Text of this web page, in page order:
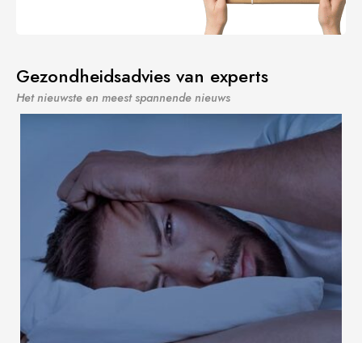
Gezondheidsadvies van experts
Het nieuwste en meest spannende nieuws